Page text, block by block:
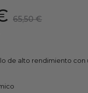
65,50 €
de alto rendimiento con